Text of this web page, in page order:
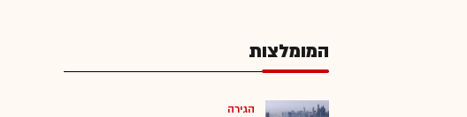
המומלצות
הגירה